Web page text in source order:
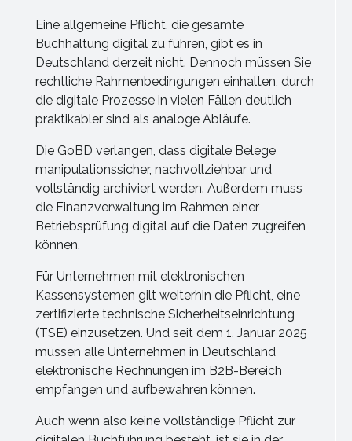
Eine allgemeine Pflicht, die gesamte
Buchhaltung digital zu führen, gibt es in
Deutschland derzeit nicht. Dennoch müssen Sie
rechtliche Rahmenbedingungen einhalten, durch
die digitale Prozesse in vielen Fällen deutlich
praktikabler sind als analoge Abläufe.
Die GoBD verlangen, dass digitale Belege
manipulationssicher, nachvollziehbar und
vollständig archiviert werden. Außerdem muss
die Finanzverwaltung im Rahmen einer
Betriebsprüfung digital auf die Daten zugreifen
können.
Für Unternehmen mit elektronischen
Kassensystemen gilt weiterhin die Pflicht, eine
zertifizierte technische Sicherheitseinrichtung
(TSE) einzusetzen. Und seit dem 1. Januar 2025
müssen alle Unternehmen in Deutschland
elektronische Rechnungen im B2B-Bereich
empfangen und aufbewahren können.
Auch wenn also keine vollständige Pflicht zur